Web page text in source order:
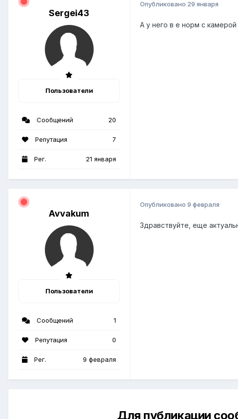
Sergei43
Пользователи
Сообщений 20
Репутация 7
Рег. 21 января
Опубликовано 29 января
А у него в е норм с
Avvakum
Пользователи
Сообщений 1
Репутация 0
Рег. 9 февраля
Опубликовано 9 февраля
Здравствуйте, еще
Для публикации